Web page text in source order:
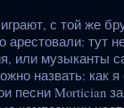
с той же
арестовали: тут
или музыканты
назвать: как я
песни Mortician